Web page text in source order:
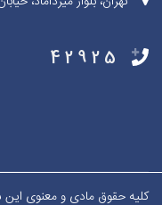
42925
کلیه حقوق مادی و معنوی این